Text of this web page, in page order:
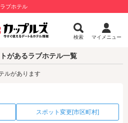
ブホテル
検索 マイメニュー
があるラブホテル一覧
ルがあります
スポット変更[市区町村]